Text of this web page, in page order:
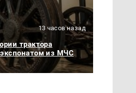
13 часов назад
трактора
из МЧС